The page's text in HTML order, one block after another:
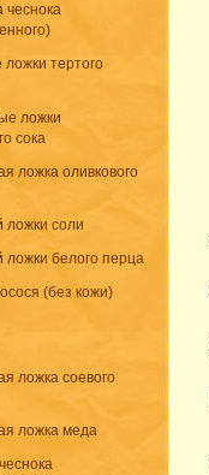
чеснока
тертого
ложки
сока
ложка оливкового
ложки соли
ложки белого перца
(без кожи)
ложка соевого
ложка меда